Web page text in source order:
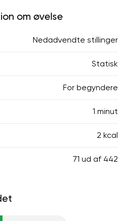
om øvelse
Nedadvendte stillinger
Statisk
For begyndere
1 minut
2 kcal
71 ud af 442